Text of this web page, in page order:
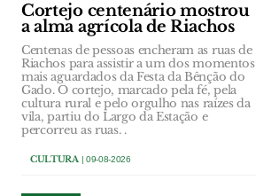
Cortejo centenário mostrou
a alma agrícola de Riachos
Centenas de pessoas encheram as ruas de
Riachos para assistir a um dos momentos
mais aguardados da Festa da Bênção do
Gado. O cortejo, marcado pela fé, pela
cultura rural e pelo orgulho nas raízes da
vila, partiu do Largo da Estação e
percorreu as ruas. .
CULTURA| 09-08-2026